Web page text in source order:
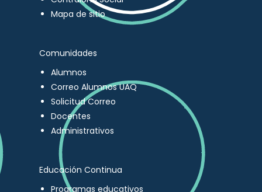
Mapa de sitio
Comunidades
Alumnos
Correo Alumnos UAQ
Solicitud Correo
Docentes
Administrativos
Educación Continua
Programas educativos